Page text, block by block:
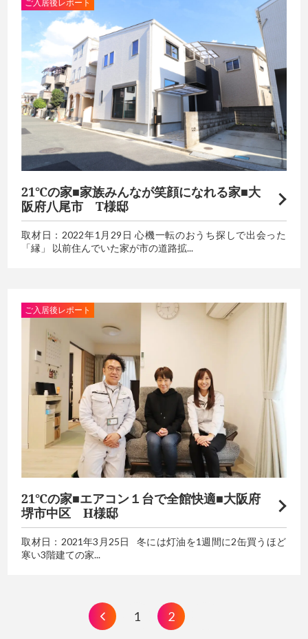
ご入居後レポート
21℃の家■家族みんなが笑顔になれる家■大
阪府八尾市 T様邸
取材日：2022年1月29日 心機一転のおうち探しで出会った
「縁」 以前住んでいた家が市の道路拡...
ご入居後レポート
21℃の家■エアコン１台で全館快適■大阪府
堺市中区 H様邸
取材日：2021年3月25日 冬には灯油を1週間に2缶買うほど
寒い3階建ての家...
1 2